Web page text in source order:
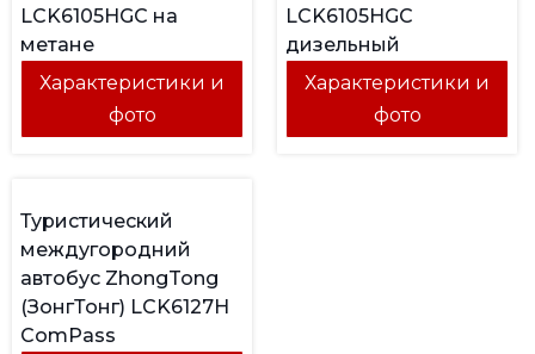
LCK6105HGC на
метане
Характеристики и
фото
LCK6105HGC
дизельный
Характеристики и
фото
Туристический
междугородний
автобус ZhongTong
(ЗонгТонг) LCK6127H
ComPass